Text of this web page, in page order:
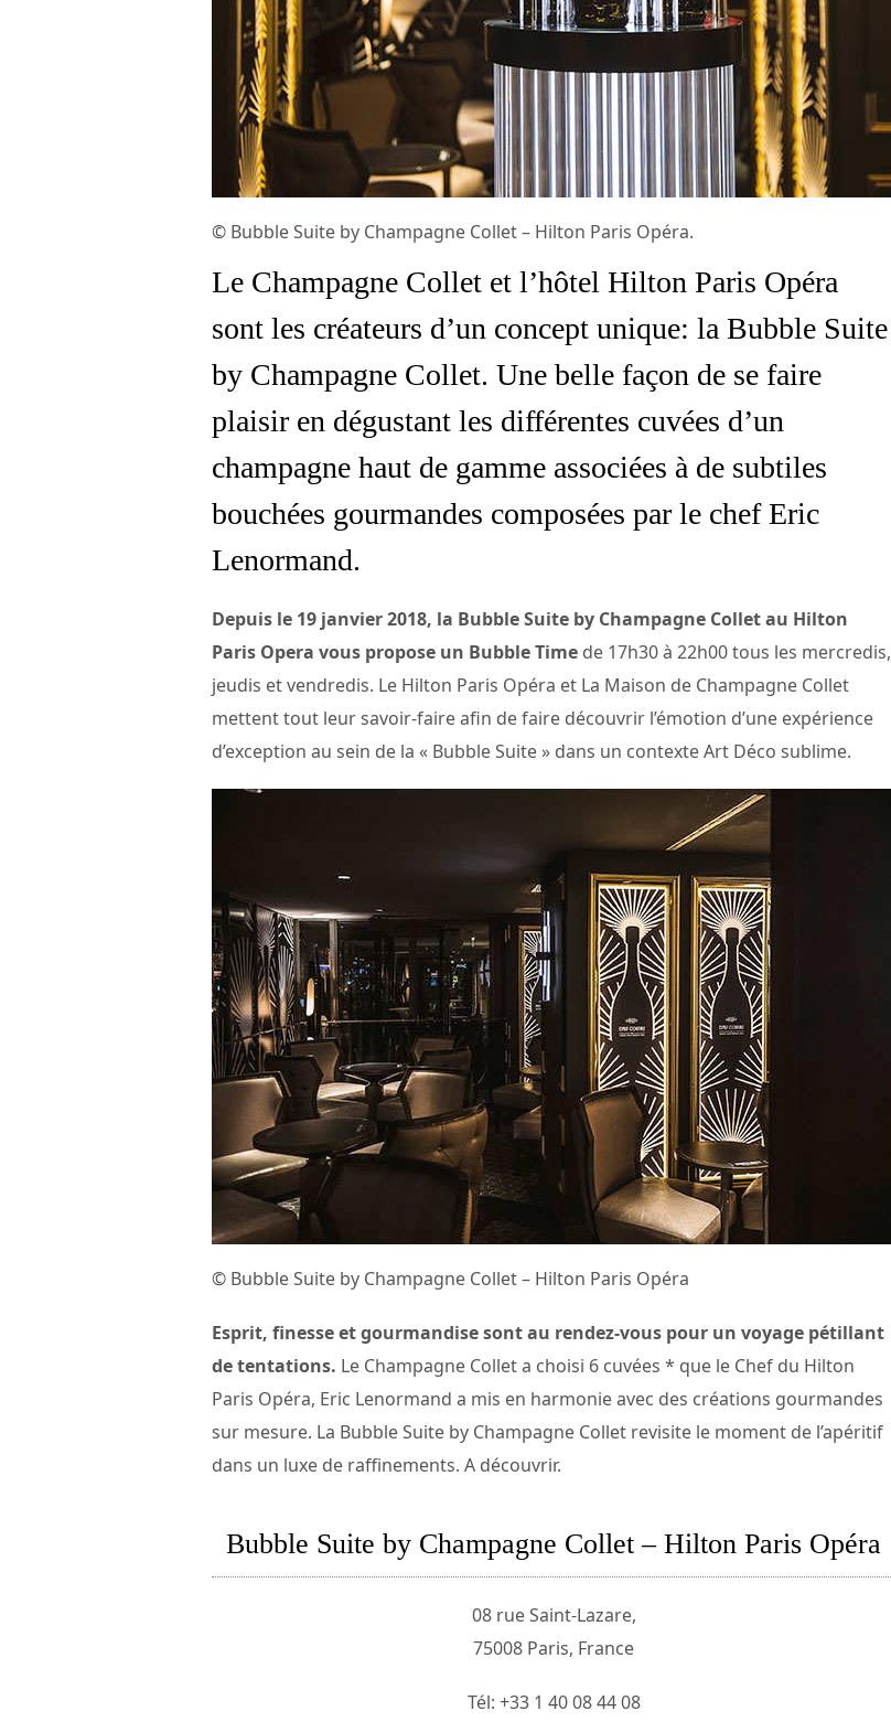
© Bubble Suite by Champagne Collet – Hilton Paris Opéra.
Le Champagne Collet et l’hôtel Hilton Paris Opéra
sont les créateurs d’un concept unique: la Bubble Suite
by Champagne Collet. Une belle façon de se faire
plaisir en dégustant les différentes cuvées d’un
champagne haut de gamme associées à de subtiles
bouchées gourmandes composées par le chef Eric
Lenormand.
Depuis le 19 janvier 2018, la Bubble Suite by Champagne Collet au Hilton
Paris Opera vous propose un Bubble Time de 17h30 à 22h00 tous les mercredis,
jeudis et vendredis. Le Hilton Paris Opéra et La Maison de Champagne Collet
mettent tout leur savoir-faire afin de faire découvrir l’émotion d’une expérience
d’exception au sein de la « Bubble Suite » dans un contexte Art Déco sublime.
© Bubble Suite by Champagne Collet – Hilton Paris Opéra
Esprit, finesse et gourmandise sont au rendez-vous pour un voyage pétillant
de tentations. Le Champagne Collet a choisi 6 cuvées * que le Chef du Hilton
Paris Opéra, Eric Lenormand a mis en harmonie avec des créations gourmandes
sur mesure. La Bubble Suite by Champagne Collet revisite le moment de l’apéritif
dans un luxe de raffinements. A découvrir.
Bubble Suite by Champagne Collet – Hilton Paris Opéra
08 rue Saint-Lazare,
75008 Paris, France
Tél: +33 1 40 08 44 08